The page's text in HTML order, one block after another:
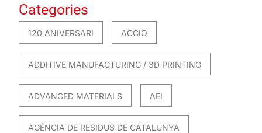
Categories
120 ANIVERSARI ACCIO
ADDITIVE MANUFACTURING / 3D PRINTING
ADVANCED MATERIALS AEI
AGÈNCIA DE RESIDUS DE CATALUNYA